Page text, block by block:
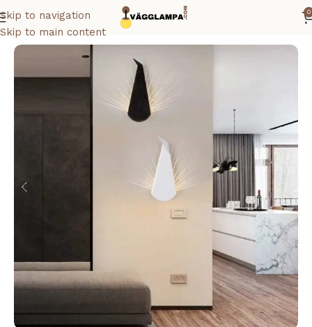
Skip to navigation
Skip to main content
0
Hem Vägglampa guld